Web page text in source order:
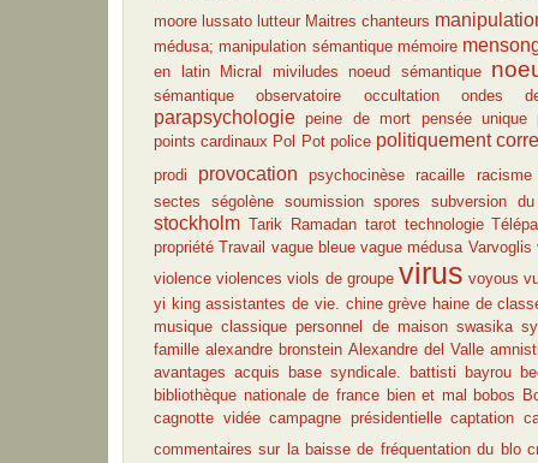
moore lussato lutteur Maitres chanteurs
médusa; manipulation sémantique mémoire
en latin Micral miviludes noeud sémantique
sémantique observatoire occultation ondes
parapsychologie peine de mort pensée unique
points cardinaux Pol Pot police politiquement
prodi provocation psychocinèse racaille
racisme
sectes
ségolène soumission spores subversion
stockholm Tarik Ramadan tarot technologie
propriété Travail vague bleue vague médusa Varvoglis
violence violences viols de groupe virus voyous
yi king assistantes de vie. chine grève haine de
musique classique personnel de maison swasika
famille alexandre bronstein Alexandre del Valle
avantages acquis
base syndicale. battisti bayrou
bibliothèque nationale de france bien et mal bobos
cagnotte vidée campagne présidentielle captation
commentaires sur la baisse de fréquentation du blo